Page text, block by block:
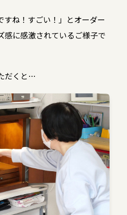
すね！すごい！」とオーダー
感に感激されているご様子で
だくと…